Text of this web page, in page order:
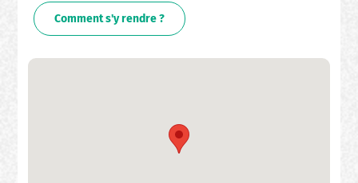
Comment s'y rendre ?